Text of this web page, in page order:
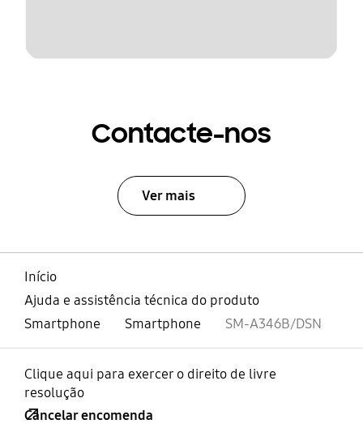
Contacte-nos
Ver mais
Início
Ajuda e assistência técnica do produto
Smartphone
Smartphone SM-A346B/DSN
Clique aqui para exercer o direito de livre
resolução
Cancelar encomenda